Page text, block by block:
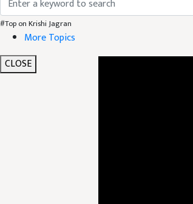
#Top on Krishi Jagran
More Topics
CLOSE